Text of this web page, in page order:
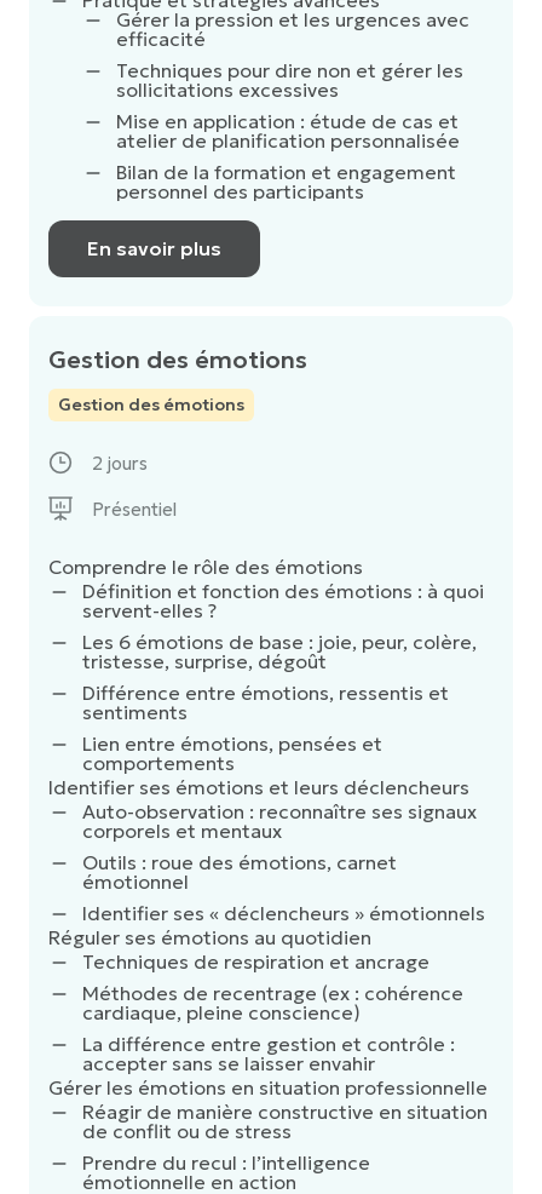
Gérer la pression et les urgences avec
efficacité
Techniques pour dire non et gérer les
sollicitations excessives
Mise en application : étude de cas et
atelier de planification personnalisée
Bilan de la formation et engagement
personnel des participants
En savoir plus
Gestion des émotions
Gestion des émotions
Comprendre le rôle des émotions
Définition et fonction des émotions : à quoi
servent-elles ?
Les 6 émotions de base : joie, peur, colère,
tristesse, surprise, dégoût
Différence entre émotions, ressentis et
sentiments
Lien entre émotions, pensées et
comportements
Identifier ses émotions et leurs déclencheurs
Auto-observation : reconnaître ses signaux
corporels et mentaux
Outils : roue des émotions, carnet
émotionnel
Identifier ses « déclencheurs » émotionnels
Réguler ses émotions au quotidien
Techniques de respiration et ancrage
Méthodes de recentrage (ex : cohérence
cardiaque, pleine conscience)
La différence entre gestion et contrôle :
accepter sans se laisser envahir
Gérer les émotions en situation professionnelle
Réagir de manière constructive en situation
de conflit ou de stress
Prendre du recul : l’intelligence
émotionnelle en action
2 jours
Présentiel